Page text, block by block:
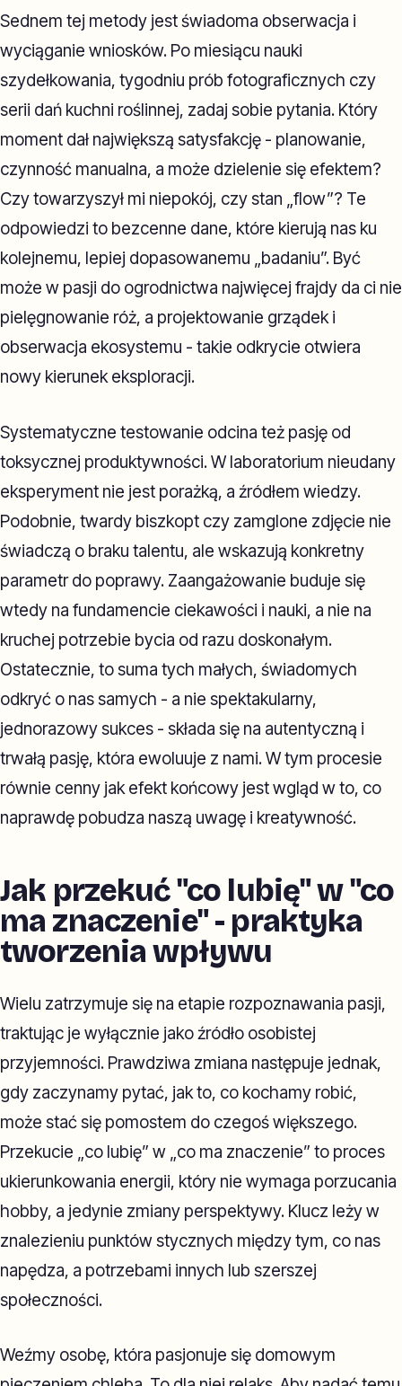
Sednem tej metody jest świadoma obserwacja i
wyciąganie wniosków. Po miesiącu nauki
szydełkowania, tygodniu prób fotograficznych czy
serii dań kuchni roślinnej, zadaj sobie pytania. Który
moment dał największą satysfakcję - planowanie,
czynność manualna, a może dzielenie się efektem?
Czy towarzyszył mi niepokój, czy stan „flow”? Te
odpowiedzi to bezcenne dane, które kierują nas ku
kolejnemu, lepiej dopasowanemu „badaniu”. Być
może w pasji do ogrodnictwa najwięcej frajdy da ci nie
pielęgnowanie róż, a projektowanie grządek i
obserwacja ekosystemu - takie odkrycie otwiera
nowy kierunek eksploracji.
Systematyczne testowanie odcina też pasję od
toksycznej produktywności. W laboratorium nieudany
eksperyment nie jest porażką, a źródłem wiedzy.
Podobnie, twardy biszkopt czy zamglone zdjęcie nie
świadczą o braku talentu, ale wskazują konkretny
parametr do poprawy. Zaangażowanie buduje się
wtedy na fundamencie ciekawości i nauki, a nie na
kruchej potrzebie bycia od razu doskonałym.
Ostatecznie, to suma tych małych, świadomych
odkryć o nas samych - a nie spektakularny,
jednorazowy sukces - składa się na autentyczną i
trwałą pasję, która ewoluuje z nami. W tym procesie
równie cenny jak efekt końcowy jest wgląd w to, co
naprawdę pobudza naszą uwagę i kreatywność.
Jak przekuć "co lubię" w "co
ma znaczenie" - praktyka
tworzenia wpływu
Wielu zatrzymuje się na etapie rozpoznawania pasji,
traktując je wyłącznie jako źródło osobistej
przyjemności. Prawdziwa zmiana następuje jednak,
gdy zaczynamy pytać, jak to, co kochamy robić,
może stać się pomostem do czegoś większego.
Przekucie „co lubię” w „co ma znaczenie” to proces
ukierunkowania energii, który nie wymaga porzucania
hobby, a jedynie zmiany perspektywy. Klucz leży w
znalezieniu punktów stycznych między tym, co nas
napędza, a potrzebami innych lub szerszej
społeczności.
Weźmy osobę, która pasjonuje się domowym